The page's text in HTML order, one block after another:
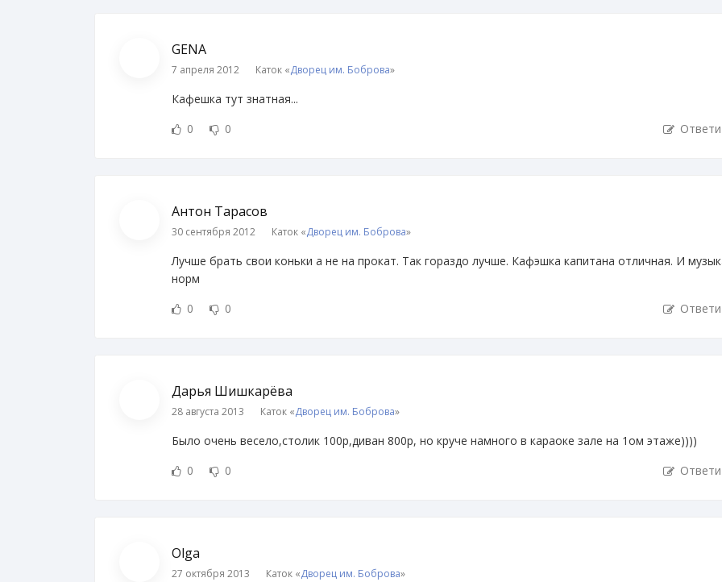
GENA
7 апреля 2012 Каток «Дворец им. Боброва»
Кафешка тут знатная...
0
0
Антон Тарасов
30 сентября 2012 Каток «Дворец им. Боброва»
Лучше брать свои коньки а не на прокат. Так гораздо лучше. Кафэшка капитана отличная. И
норм
0
0
Дарья Шишкарёва
28 августа 2013 Каток «Дворец им. Боброва»
Было очень весело,столик 100р,диван 800р, но круче намного в караоке зале на 1ом этаже))))
0
0
Olga
27 октября 2013 Каток «Дворец им. Боброва»